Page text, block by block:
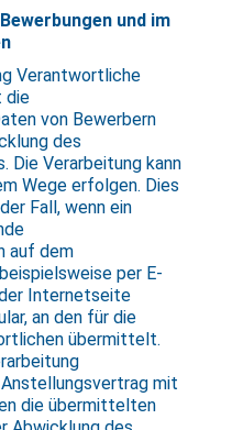
und im
Verantwortliche
die
von Bewerbern
des
Die Verarbeitung kann
Wege erfolgen. Dies
Fall, wenn ein
auf dem
per E-
Internetseite
an den für die
übermittelt.
mit
die übermittelten